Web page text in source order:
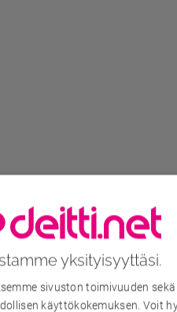
yksityisyyttäsi.
sivuston toimivuuden
käyttökokemuksen. Voit